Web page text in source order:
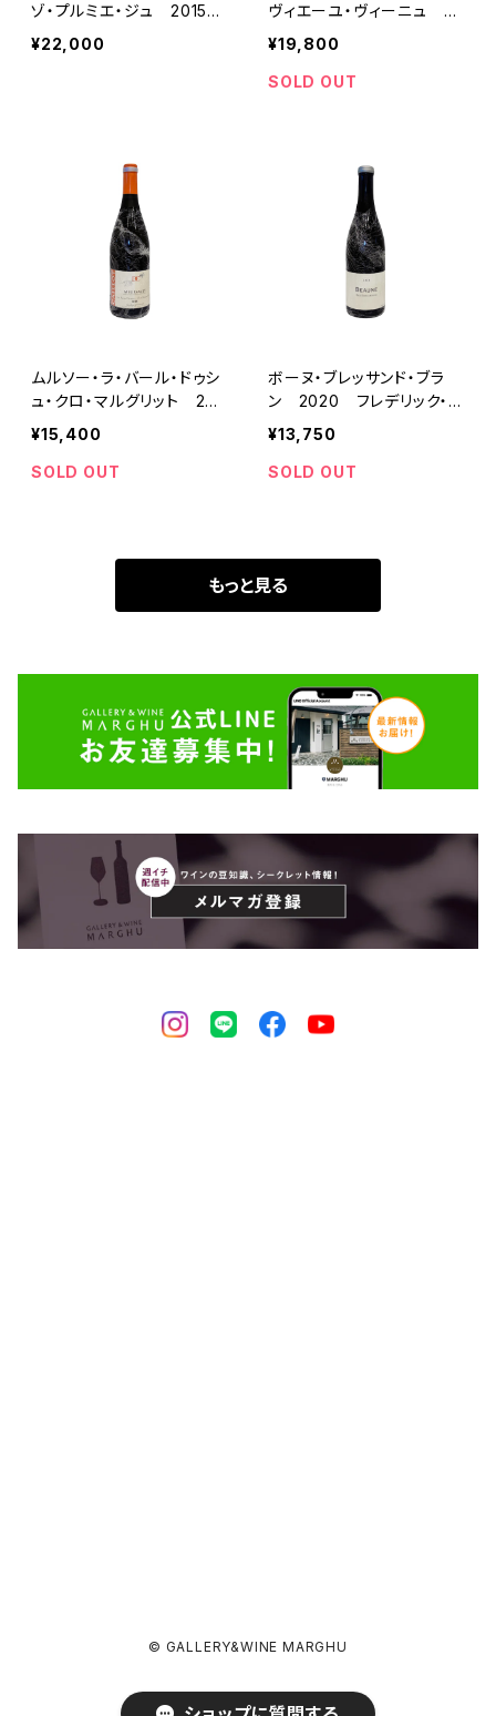
ゾ・プルミエ・ジュ 2015
ドメーヌ・ローラン・ペール・
エ・フィス
¥22,000
ヴィエーユ・ヴィーニュ 20
18 ドメーヌ・ローラン・ペ
ール・エ・フィス
¥19,800
SOLD OUT
ムルソー・ラ・バール・ドゥシ
ュ・クロ・マルグリット 201
8 ミッシェル・カイヨ
¥15,400
SOLD OUT
ボーヌ・ブレッサンド・ブラ
ン 2020 フレデリック・コ
サール
¥13,750
SOLD OUT
もっと見る
© GALLERY&WINE MARGHU